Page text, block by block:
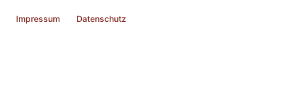
Impressum
Datenschutz